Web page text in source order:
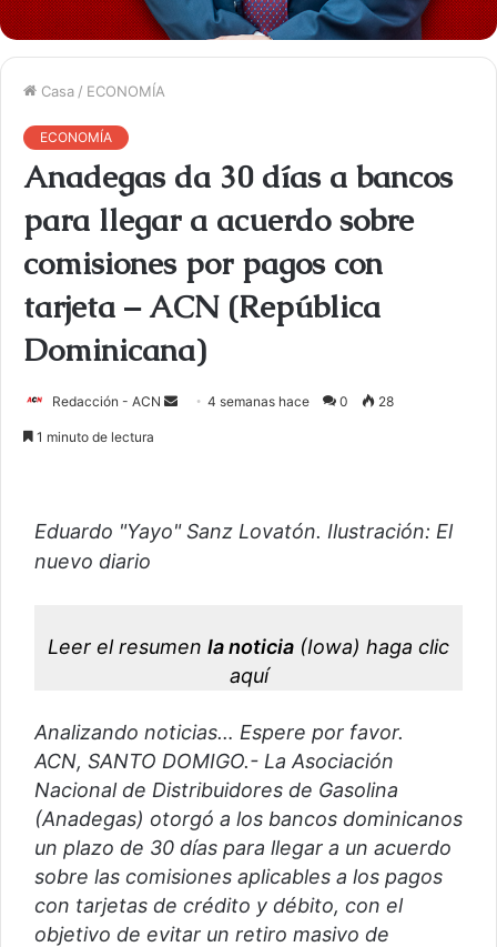
Casa / ECONOMÍA
ECONOMÍA
Anadegas da 30 días a bancos
para llegar a acuerdo sobre
comisiones por pagos con
tarjeta – ACN (República
Dominicana)
Redacción - ACN
r
o
e
e
l
e
c
t
ó
4 semanas hace 0 28
1 minuto de lectura
Eduardo "Yayo" Sanz Lovatón. Ilustración: El
nuevo diario
Leer el resumen la noticia (Iowa) haga clic
aquí
Analizando noticias… Espere por favor.
ACN, SANTO DOMIGO.- La Asociación
Nacional de Distribuidores de Gasolina
(Anadegas) otorgó a los bancos dominicanos
un plazo de 30 días para llegar a un acuerdo
sobre las comisiones aplicables a los pagos
con tarjetas de crédito y débito, con el
objetivo de evitar un retiro masivo de